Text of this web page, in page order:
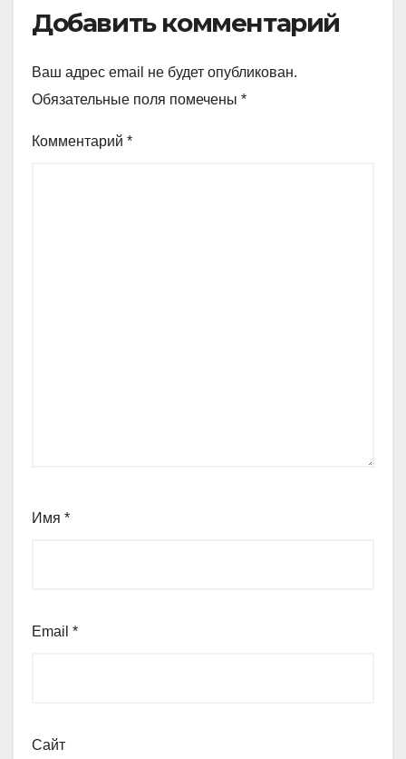
Добавить комментарий
Ваш адрес email не будет опубликован.
Обязательные поля помечены *
Комментарий *
Имя *
Email *
Сайт